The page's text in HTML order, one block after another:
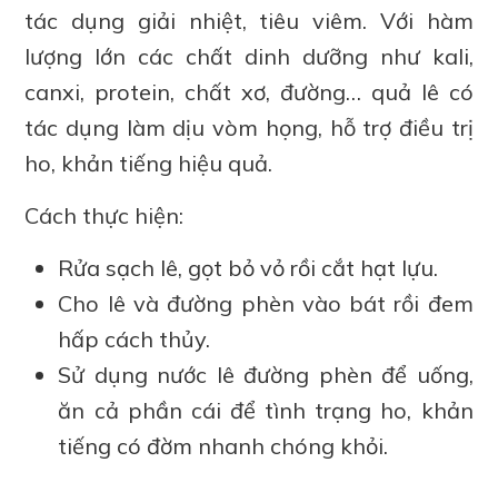
tác dụng giải nhiệt, tiêu viêm. Với hàm
lượng lớn các chất dinh dưỡng như kali,
canxi, protein, chất xơ, đường… quả lê có
tác dụng làm dịu vòm họng, hỗ trợ điều trị
ho, khản tiếng hiệu quả.
Cách thực hiện:
Rửa sạch lê, gọt bỏ vỏ rồi cắt hạt lựu.
Cho lê và đường phèn vào bát rồi đem
hấp cách thủy.
Sử dụng nước lê đường phèn để uống,
ăn cả phần cái để tình trạng ho, khản
tiếng có đờm nhanh chóng khỏi.